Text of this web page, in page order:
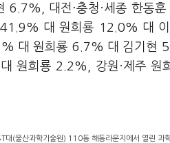
6.7%, 대전·충청·세종 한
대 원희룡 12.0% 대
대 원희룡 6.7% 대 김기현
원희룡 2.2%, 강원·제주
(울산과학기술원) 110동 해동라운지에서 열린 과